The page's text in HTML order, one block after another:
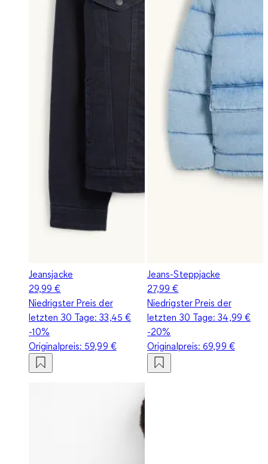
Jeansjacke
29,99 €
Niedrigster Preis der
letzten 30 Tage:33,45 €
-10%
Originalpreis: 59,99 €
Jeans-Steppjacke
27,99 €
Niedrigster Preis der
letzten 30 Tage:34,99 €
-20%
Originalpreis:69,99 €